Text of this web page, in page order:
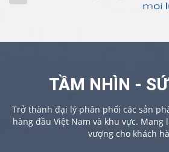
TẦM NHÌN -
Trở thành đại lý phân phối các sản
hàng đầu Việt Nam và khu vực.
vượng cho khách